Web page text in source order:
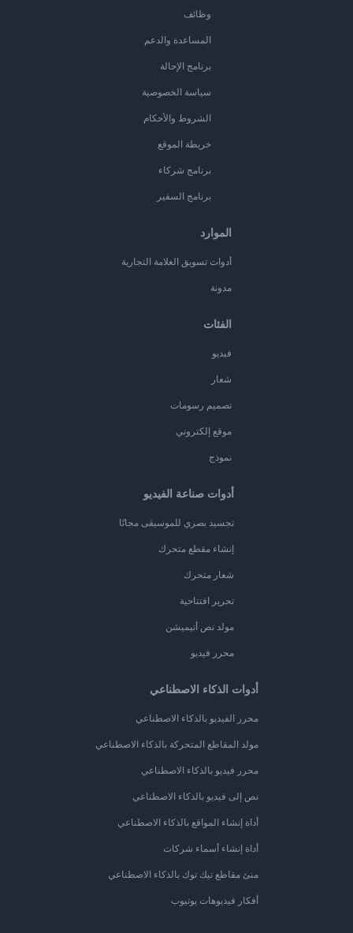
وظائف
المساعدة والدعم
برنامج الإحالة
سياسة الخصوصية
الشروط والأحكام
خريطة الموقع
برنامج شركاء
برنامج السفير
الموارد
أدوات تسويق العلامة التجارية
مدونة
الفئات
فيديو
شعار
تصميم رسومات
موقع إلكتروني
نموذج
أدوات صناعة الفيديو
تجسيد بصري للموسيقى مجانًا
إنشاء مقطع متحرك
شعار متحرك
تحرير افتتاحية
مولد نص أنيميشن
محرر فيديو
أدوات الذكاء الاصطناعي
محرر الفيديو بالذكاء الاصطناعي
مولد المقاطع المتحركة بالذكاء الاصطناعي
محرر فيديو بالذكاء الاصطناعي
نص إلى فيديو بالذكاء الاصطناعي
أداة إنشاء المواقع بالذكاء الاصطناعي
أداة إنشاء أسماء شركات
منئ مقاطع تيك توك بالذكاء الاصطناعي
أفكار فيديوهات يوتيوب